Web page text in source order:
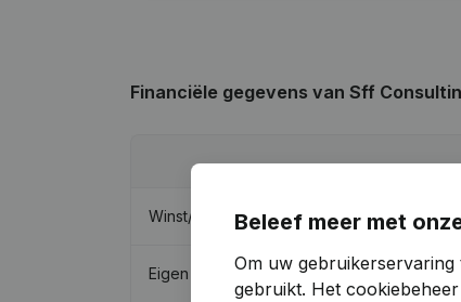
Financiële gegevens van Sff
Winst/Verlies
Eigen vermogen
Beleef meer met
Om uw
gebruikt. Het cookiebeheer